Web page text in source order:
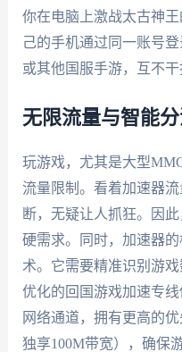
你在电脑上激战太古神
己的手机通过同一账号
或其他国服手游，互不干
无限流量与智能
玩游戏，尤其是大型
流量限制。看着加速器
断，无疑让人抓狂。因
硬需求。同时，加速器
术。它需要精准识别游
优化的回国游戏加速专
网络通道，拥有更高的
独享100M带宽），确保